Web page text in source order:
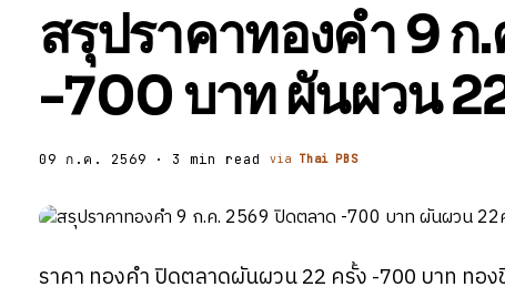
สรุปราคาทองคำ 9
-700 บาท ผันผวน
09 ก.ค. 2569 · 3 min read via Thai PBS
ราคา ทองคำ ปิดตลาดผันผวน 22 ครั้ง -700 บาท ท